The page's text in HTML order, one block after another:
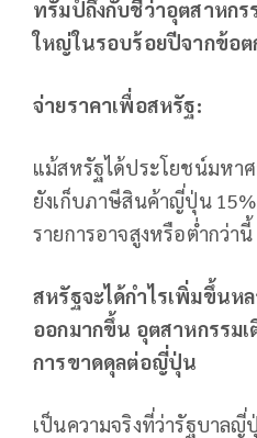
ทรัมป์ถึงกับชี้ว่าอุตสาหก
ใหญ่ในรอบร้อยปีจากข้อต
จ่ายราคาเพื่อสหรัฐ:
แม้สหรัฐได้ประโยชน์มหา
ยังเก็บภาษีสินค้าญี่ปุ่น
รายการอาจสูงหรือต่ำกว่า
สหรัฐจะได้กำไรเพิ่มขึ้นห
ออกมากขึ้น อุตสาหกรรม
การขาดดุลต่อญี่ปุ่น
เป็นความจริงที่ว่ารัฐบาล